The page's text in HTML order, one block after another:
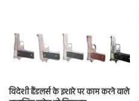
विदेशी हैंडलर्स के इशारे पर काम करने वाले